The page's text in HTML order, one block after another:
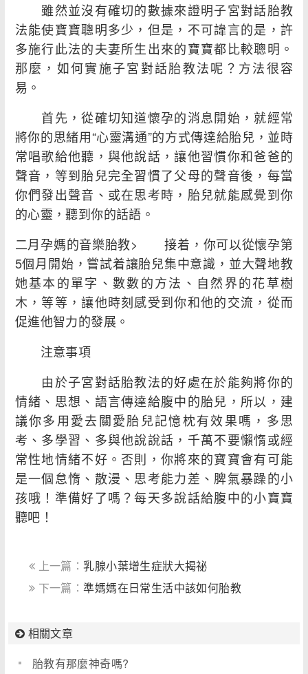
雖然並沒有確切的數據來證明子宮對話胎教
法能使寶寶聰明多少，但是，不可諱言的是，許
多施行此法的夫妻所生出來的寶寶都比較聰明。
那麼，如何實施子宮對話胎教法呢？方法很容
易。
首先，從確切知道懷孕的消息開始，就經常
將你的思緒用“心靈溝通”的方式傳達給胎兒，並時
常唱歌給他聽，與他說話，讓他習慣你和爸爸的
聲音，等到胎兒完全習慣了父母的聲音後，每當
你們發出聲音、或在思考時，胎兒就能感覺到你
的心靈，聽到你的話語。
二月孕媽的音樂胎教> 接着，你可以從懷孕第
5個月開始，嘗試着讓胎兒集中意識，並大聲地教
她基本的單字、數數的方法、自然界的花草樹
木，等等，讓他時刻感受到你和他的交流，從而
促進他智力的發展。
注意事項
由於子宮對話胎教法的好處在於能夠將你的
情緒、思想、語言傳達給腹中的胎兒，所以，建
議你多用愛去關愛胎兒記憶枕有效果嗎，多思
考、多學習、多與他說說話，千萬不要懶惰或經
常性地情緒不好。否則，你將來的寶寶會有可能
是一個怠惰、散漫、思考能力差、脾氣暴躁的小
孩哦！準備好了嗎？每天多說話給腹中的小寶寶
聽吧！
上一篇：乳腺小葉增生症狀大揭祕
下一篇：準媽媽在日常生活中該如何胎教
相關文章
胎教有那麼神奇嗎?